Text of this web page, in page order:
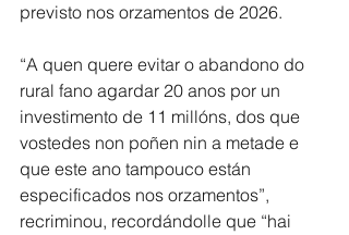
previsto nos orzamentos de 2026.
“A quen quere evitar o abandono do
rural fano agardar 20 anos por un
investimento de 11 millóns, dos que
vostedes non poñen nin a metade e
que este ano tampouco están
especificados nos orzamentos”,
recriminou, recordándolle que “hai